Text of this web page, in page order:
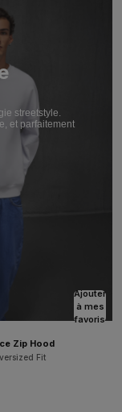
streetstyle.
et parfaitement
Ajouter
à mes
favoris
Zip Hood
Fit